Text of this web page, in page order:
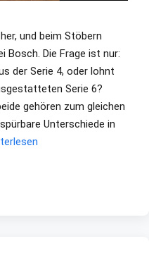
und beim Stöbern
Die Frage ist nur:
der Serie 4, oder lohnt
Serie 6?
gehören zum gleichen
Unterschiede in